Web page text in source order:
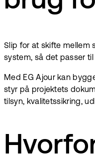
Slip for at skifte mellem
system, så det passer
Med EG Ajour kan
styr på projektets
tilsyn, kvalitetssikring,